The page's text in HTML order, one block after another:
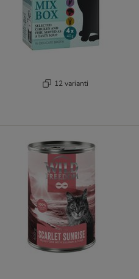
12 varianti